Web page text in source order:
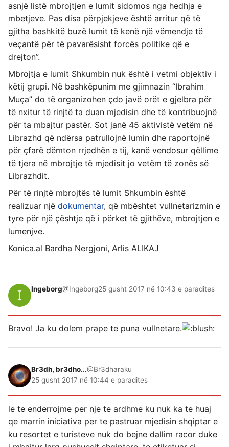
asnjë listë mbrojtjen e lumit sidomos nga hedhja e
mbetjeve. Pas disa përpjekjeve është arritur që të
gjitha bashkitë buzë lumit të kenë një vëmendje të
veçantë për të pavarësisht forcës politike që e
drejton”.
Mbrojtja e lumit Shkumbin nuk është i vetmi objektiv i
këtij grupi. Në bashkëpunim me gjimnazin “Ibrahim
Muça” do të organizohen çdo javë orët e gjelbra për
të nxitur të rinjtë ta duan mjedisin dhe të kontribuojnë
për ta mbajtur pastër. Sot janë 45 aktivistë vetëm në
Librazhd që ndërsa patrullojnë lumin dhe raportojnë
për çfarë dëmton rrjedhën e tij, kanë vendosur qëllime
të tjera në mbrojtje të mjedisit jo vetëm të zonës së
Librazhdit.
Për të rinjtë mbrojtës të lumit Shkumbin është
realizuar një dokumentar, që mbështet vullnetarizmin e
tyre për një çështje që i përket të gjithëve, mbrojtjen e
lumenjve.
Konica.al Bardha Nergjoni, Arlis ALIKAJ
Ingeborg@Ingeborg25 gusht 2017 në 10:43 e paradites
Bravo! Ja ku dolem prape te puna vullnetare.
Br3dh, br3dho...@Br3dharaku
25 gusht 2017 në 10:44 e paradites
le te enderrojme per nje te ardhme ku nuk ka te huaj
qe marrin iniciativa per te pastruar mjedisin shqiptar e
ku resortet e turisteve nuk do bejne dallim racor duke